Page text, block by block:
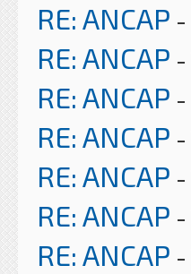
RE: ANCAP -
RE: ANCAP -
RE: ANCAP -
RE: ANCAP -
RE: ANCAP -
RE: ANCAP -
RE: ANCAP -